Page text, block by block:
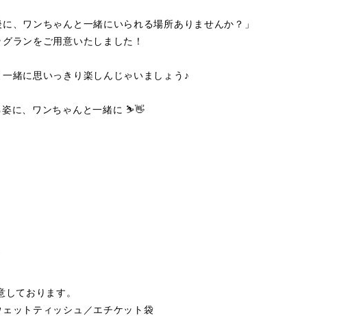
、ワンちゃんと一緒にいられる場所ありませんか？」
ランをご用意いたしました！
緒に思いっきり楽しんじゃいましょう♪
に、ワンちゃんと一緒に ⛷️👋
ております。
ットティッシュ／エチケット袋